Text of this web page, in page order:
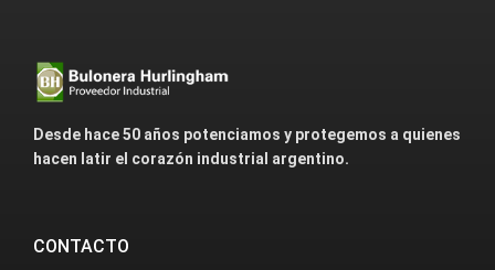
Desde hace 50 años potenciamos y protegemos a quienes
hacen latir el corazón industrial argentino.
CONTACTO